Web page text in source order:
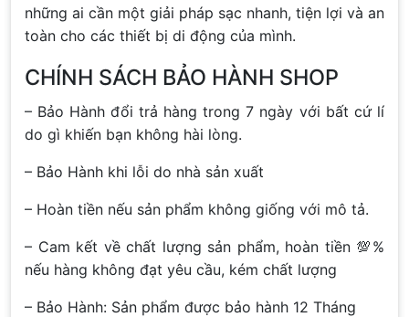
những ai cần một giải pháp sạc nhanh, tiện lợi và an
toàn cho các thiết bị di động của mình.
CHÍNH SÁCH BẢO HÀNH SHOP
– Bảo Hành đổi trả hàng trong 7 ngày với bất cứ lí
do gì khiến bạn không hài lòng.
– Bảo Hành khi lỗi do nhà sản xuất
– Hoàn tiền nếu sản phẩm không giống với mô tả.
– Cam kết về chất lượng sản phẩm, hoàn tiền 💯%
nếu hàng không đạt yêu cầu, kém chất lượng
– Bảo Hành: Sản phẩm được bảo hành 12 Tháng